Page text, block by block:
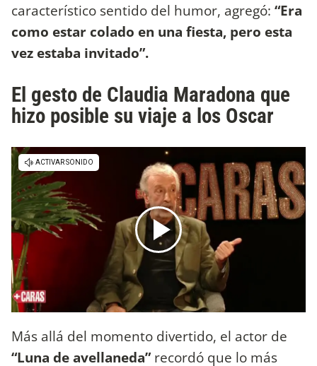
característico sentido del humor, agregó: “Era
como estar colado en una fiesta, pero esta
vez estaba invitado”.
El gesto de Claudia Maradona que
hizo posible su viaje a los Oscar
Más allá del momento divertido, el actor de
“Luna de avellaneda”recordó que lo más